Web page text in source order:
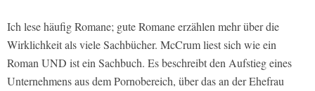
Ich lese häufig Romane; gute Romane erzählen mehr über die
Wirklichkeit als viele Sachbücher. McCrum liest sich wie ein
Roman UND ist ein Sachbuch. Es beschreibt den Aufstieg eines
Unternehmens aus dem Pornobereich, über das an der Ehefrau